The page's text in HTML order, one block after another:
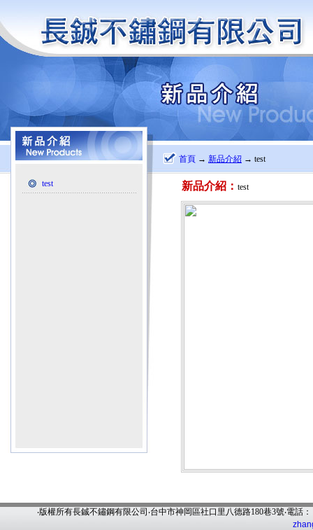
test
首頁 → 新品介紹 → test
新品介紹： test
‧版權所有長鋮不鏽鋼有限公司‧台中市神岡區社口里八德路180巷3號‧電話：